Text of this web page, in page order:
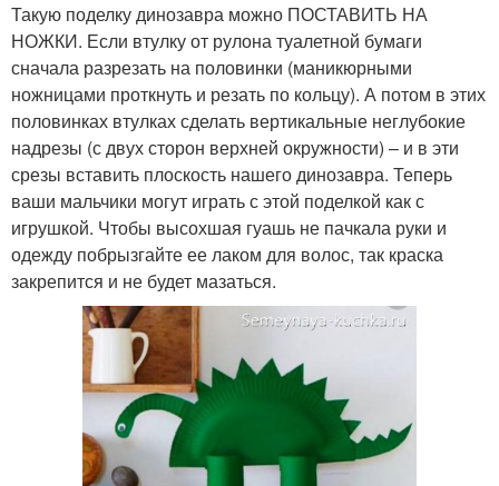
Такую поделку динозавра можно ПОСТАВИТЬ НА
НОЖКИ. Если втулку от рулона туалетной бумаги
сначала разрезать на половинки (маникюрными
ножницами проткнуть и резать по кольцу). А потом в этих
половинках втулках сделать вертикальные неглубокие
надрезы (с двух сторон верхней окружности) – и в эти
срезы вставить плоскость нашего динозавра. Теперь
ваши мальчики могут играть с этой поделкой как с
игрушкой. Чтобы высохшая гуашь не пачкала руки и
одежду побрызгайте ее лаком для волос, так краска
закрепится и не будет мазаться.